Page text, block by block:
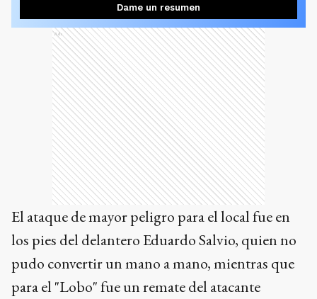
Dame un resumen
Ads
El ataque de mayor peligro para el local fue en
los pies del delantero Eduardo Salvio, quien no
pudo convertir un mano a mano, mientras que
para el "Lobo" fue un remate del atacante